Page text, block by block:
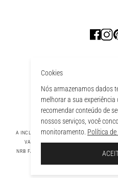
Cookies
Nós armazenamos dados
melhorar a sua experiência
recomendar conteúdo de
nossos serviços, você
monitoramento. Política
A INCLUSÃO DE UM PRODUTO NA SACOLA
VARIAÇÃO, PREVALECERÁ O PREÇO
NRB FASHION COMPANY LTDA - AV.